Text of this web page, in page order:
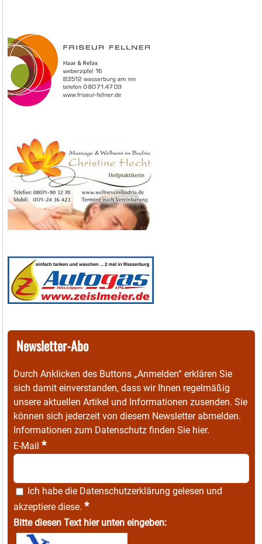
Newsletter-Abo
Durch Anklicken des Buttons „Anmelden“ erklären Sie
sich damit einverstanden, dass wir Ihnen regelmäßig
unsere aktuellen Artikel und Informationen zusenden. Sie
können sich jederzeit von diesem Newsletter abmelden.
Informationen zum Datenschutz finden Sie hier.
E-Mail *
Ich habe die Datenschutzerklärung gelesen und
akzeptiere diese. *
Bitte diesen Text hier unten eingeben: